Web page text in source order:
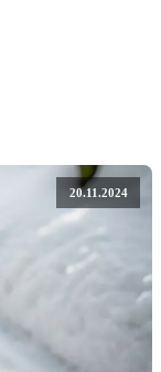
20.11.2024